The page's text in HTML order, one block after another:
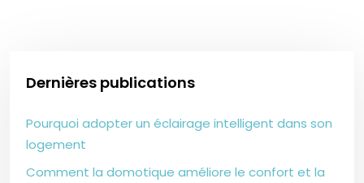
Dernières publications
Pourquoi adopter un éclairage intelligent dans son
logement
Comment la domotique améliore le confort et la